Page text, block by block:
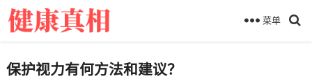
菜单
保护视力有何方法和建议？